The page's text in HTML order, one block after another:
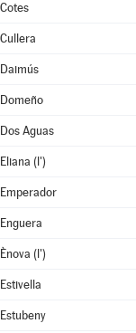
Cotes
Cullera
Daimús
Domeño
Dos Aguas
Eliana (l')
Emperador
Enguera
Ènova (l')
Estivella
Estubeny